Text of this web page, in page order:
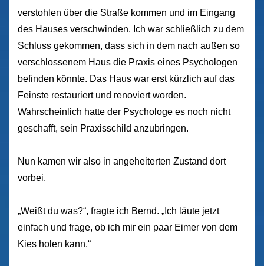
verstohlen über die Straße kommen und im Eingang
des Hauses verschwinden. Ich war schließlich zu dem
Schluss gekommen, dass sich in dem nach außen so
verschlossenem Haus die Praxis eines Psychologen
befinden könnte. Das Haus war erst kürzlich auf das
Feinste restauriert und renoviert worden.
Wahrscheinlich hatte der Psychologe es noch nicht
geschafft, sein Praxisschild anzubringen.
Nun kamen wir also in angeheiterten Zustand dort
vorbei.
„Weißt du was?“, fragte ich Bernd. „Ich läute jetzt
einfach und frage, ob ich mir ein paar Eimer von dem
Kies holen kann.“